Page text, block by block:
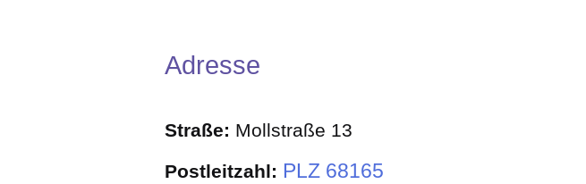
Adresse
Straße: Mollstraße 13
Postleitzahl: PLZ 68165